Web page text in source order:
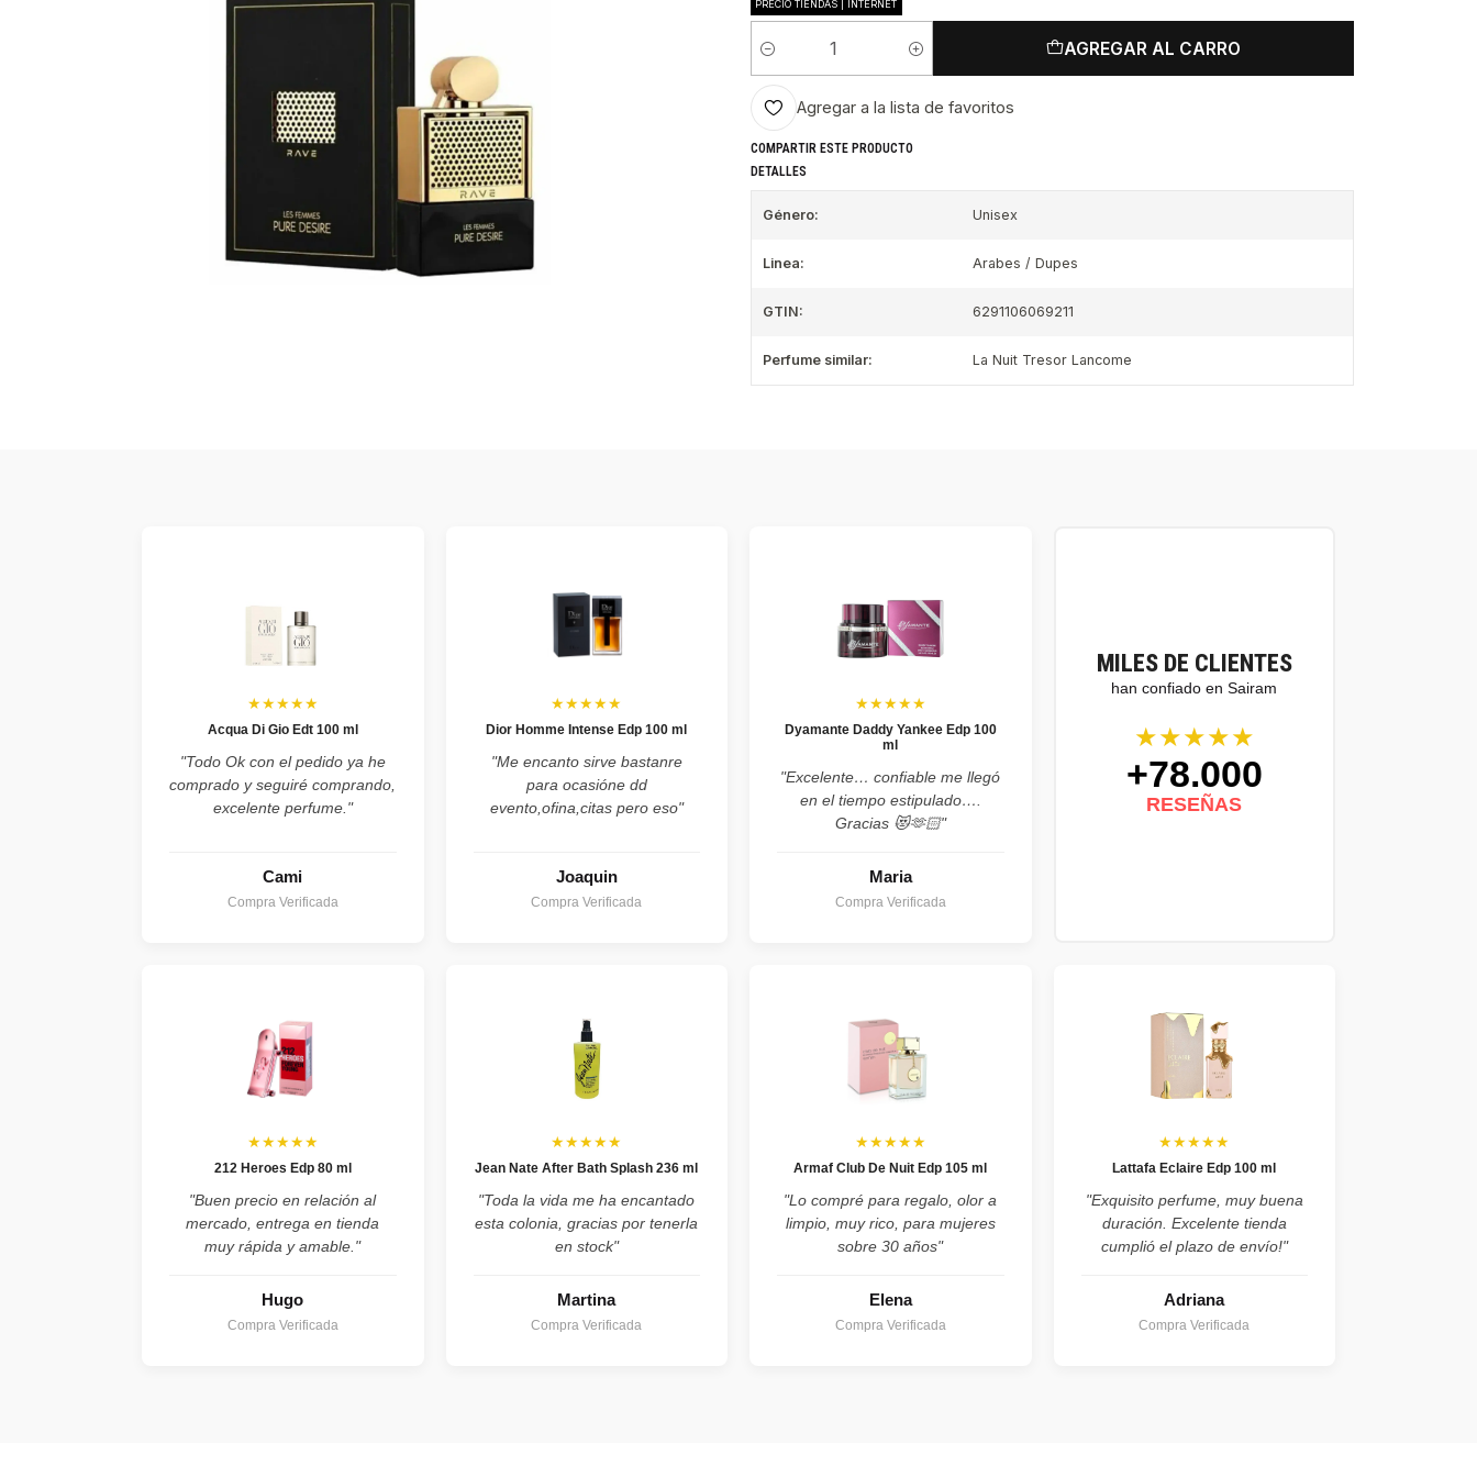
PRECIO TIENDAS | INTERNET
Cantidad
AGREGAR AL CARRO
Agregar a la lista de favoritos
COMPARTIR ESTE PRODUCTO
DETALLES
Género: Unisex
Linea: Arabes / Dupes
GTIN: 6291106069211
Perfume similar: La Nuit Tresor Lancome
MILES DE CLIENTES
han confiado en Sairam
★★★★★
+78.000
RESEÑAS
★★★★★
Acqua Di Gio Edt 100 ml
"Todo Ok con el pedido ya he
comprado y seguiré comprando,
excelente perfume."
Cami
Compra Verificada
★★★★★
Dior Homme Intense Edp 100 ml
"Me encanto sirve bastanre
para ocasióne dd
evento,ofina,citas pero eso"
Joaquin
Compra Verificada
★★★★★
Dyamante Daddy Yankee Edp 100
ml
"Excelente… confiable me llegó
en el tiempo estipulado….
Gracias 😻🫶🏻"
Maria
Compra Verificada
★★★★★
212 Heroes Edp 80 ml
"Buen precio en relación al
mercado, entrega en tienda
muy rápida y amable."
Hugo
Compra Verificada
★★★★★
Jean Nate After Bath Splash 236 ml
"Toda la vida me ha encantado
esta colonia, gracias por tenerla
en stock"
Martina
Compra Verificada
★★★★★
Armaf Club De Nuit Edp 105 ml
"Lo compré para regalo, olor a
limpio, muy rico, para mujeres
sobre 30 años"
Elena
Compra Verificada
★★★★★
Lattafa Eclaire Edp 100 ml
"Exquisito perfume, muy buena
duración. Excelente tienda
cumplió el plazo de envío!"
Adriana
Compra Verificada